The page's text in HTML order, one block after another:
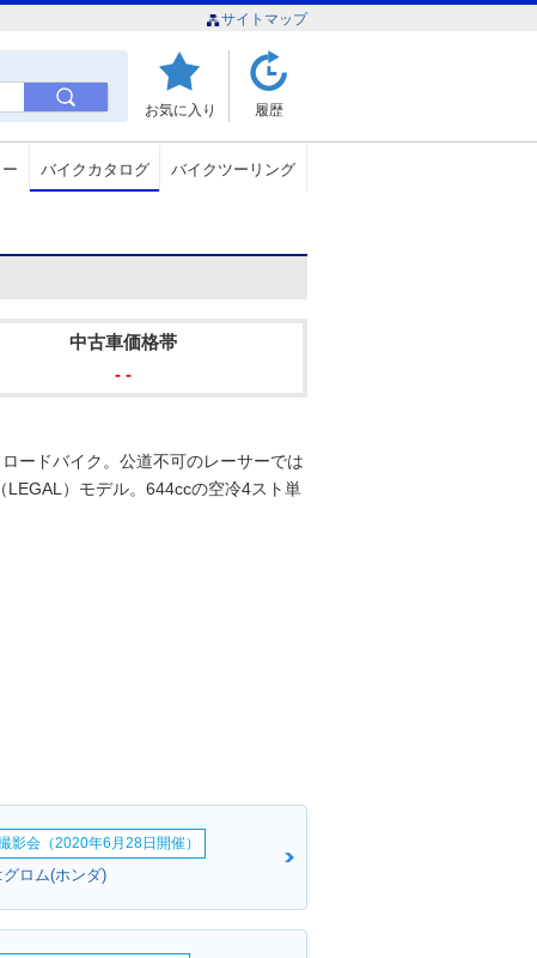
サイトマップ
お気に入り 履歴
バイクカタログ バイクツーリング
中古車価格帯
- -
ードバイク。公道不可のレーサーでは
）モデル。644ccの空冷4スト単
影会（2020年6月28日開催）
ロム(ホンダ)